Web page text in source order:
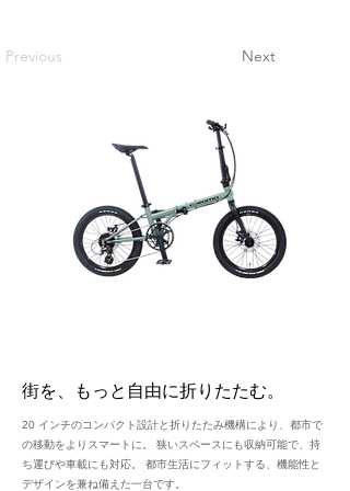
Previous Next
街を、もっと自由に折りたたむ。
20 インチのコンパクト設計と折りたたみ機構により、都市で
の移動をよりスマートに。 狭いスペースにも収納可能で、持
ち運びや車載にも対応。 都市生活にフィットする、機能性と
デザインを兼ね備えた一台です。